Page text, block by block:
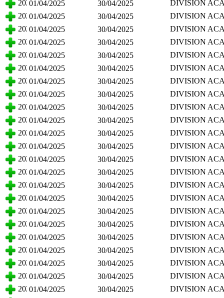
202501/04/2025 30/04/2025
DIVISION
CIENCIAS
202501/04/2025 30/04/2025
DIVISION
CIENCIAS
202501/04/2025 30/04/2025
DIVISION
CIENCIAS
202501/04/2025 30/04/2025
DIVISION
CIENCIAS
202501/04/2025 30/04/2025
DIVISION
CIENCIAS
202501/04/2025 30/04/2025
DIVISION
CIENCIAS
202501/04/2025 30/04/2025
DIVISION
CIENCIAS
202501/04/2025 30/04/2025
DIVISION
CIENCIAS
202501/04/2025 30/04/2025
DIVISION
CIENCIAS
202501/04/2025 30/04/2025
DIVISION
CIENCIAS
202501/04/2025 30/04/2025
DIVISION
CIENCIAS
202501/04/2025 30/04/2025
DIVISION
CIENCIAS
202501/04/2025 30/04/2025
DIVISION
CIENCIAS
202501/04/2025 30/04/2025
DIVISION
CIENCIAS
202501/04/2025 30/04/2025
DIVISION
CIENCIAS
202501/04/2025 30/04/2025
DIVISION
CIENCIAS
202501/04/2025 30/04/2025
DIVISION
CIENCIAS
202501/04/2025 30/04/2025
DIVISION
CIENCIAS
202501/04/2025 30/04/2025
DIVISION
CIENCIAS
202501/04/2025 30/04/2025
DIVISION
CIENCIAS
202501/04/2025 30/04/2025
DIVISION
CIENCIAS
202501/04/2025 30/04/2025
DIVISION
CIENCIAS
202501/04/2025 30/04/2025
DIVISION